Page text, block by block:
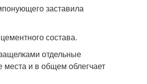
заставила
состава.
отдельные
места и в общем облегчает